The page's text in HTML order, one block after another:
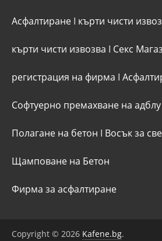
Асфалтиране I кърти чисти
кърти чисти извозва I Секс
регистрация на фирма I
Софтуерно премахване на адблу
Полагане на бетон I Восък за
Щамповане на Бетон
Фирма за асфалтиране
Copyright © 2026 Kafene.bg.